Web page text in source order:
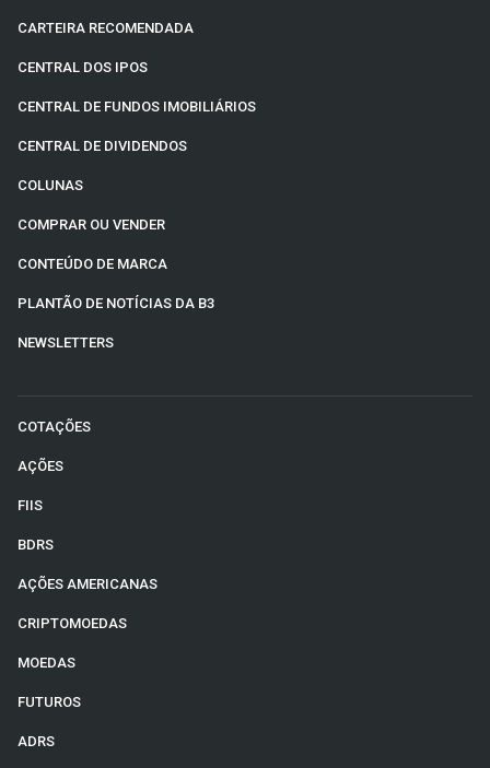
CARTEIRA RECOMENDADA
CENTRAL DOS IPOS
CENTRAL DE FUNDOS IMOBILIÁRIOS
CENTRAL DE DIVIDENDOS
COLUNAS
COMPRAR OU VENDER
CONTEÚDO DE MARCA
PLANTÃO DE NOTÍCIAS DA B3
NEWSLETTERS
COTAÇÕES
AÇÕES
FIIS
BDRS
AÇÕES AMERICANAS
CRIPTOMOEDAS
MOEDAS
FUTUROS
ADRS